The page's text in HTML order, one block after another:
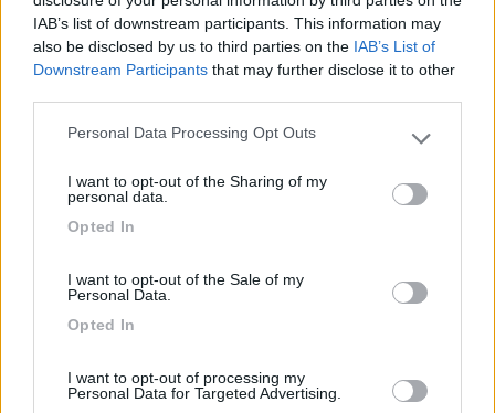
IAB’s list of downstream participants. This information may
also be disclosed by us to third parties on the IAB’s List of
Downstream Participants that may further disclose it to other
Please note that this website/app uses one or more Google
not limited to your visit or usage behaviour. You may click to
use your data for below specified purposes in below Google
Personal Data Processing Opt Outs
I want to opt-out of the Sharing of my
personal data.
Opted In
I want to opt-out of the Sale of my
Personal Data.
Opted In
I want to opt-out of processing my
Personal Data for Targeted Advertising.
Pedro2
3922
adatti ad una camperizzazione con tutti quei finestrini o ti muori
p.s. i pezzi di ricambio dove si prendono?
Modificato da Pedro2 il 24/01/2025 alle 21:08:39
Inserito il24/01/2025
Mi scuso per non esser stato chiaro. L’intenzione è di usarlo i fine
settimana e per qualche vacanza breve. Vorremo un mezzo poco